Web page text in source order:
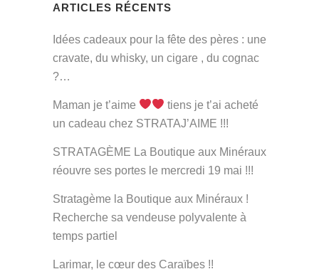
ARTICLES RÉCENTS
Idées cadeaux pour la fête des pères : une
cravate, du whisky, un cigare , du cognac
?…
Maman je t’aime
tiens je t’ai acheté
un cadeau chez STRATAJ’AIME !!!
STRATAGÈME La Boutique aux Minéraux
réouvre ses portes le mercredi 19 mai !!!
Stratagème la Boutique aux Minéraux !
Recherche sa vendeuse polyvalente à
temps partiel
Larimar, le cœur des Caraïbes !!